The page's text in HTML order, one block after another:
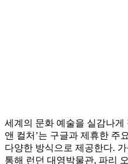
세계의 문화 예술을 실감나게
앤 컬처’는 구글과 제휴한 주
다양한 방식으로 제공한다.
통해 런던 대영박물관, 파리